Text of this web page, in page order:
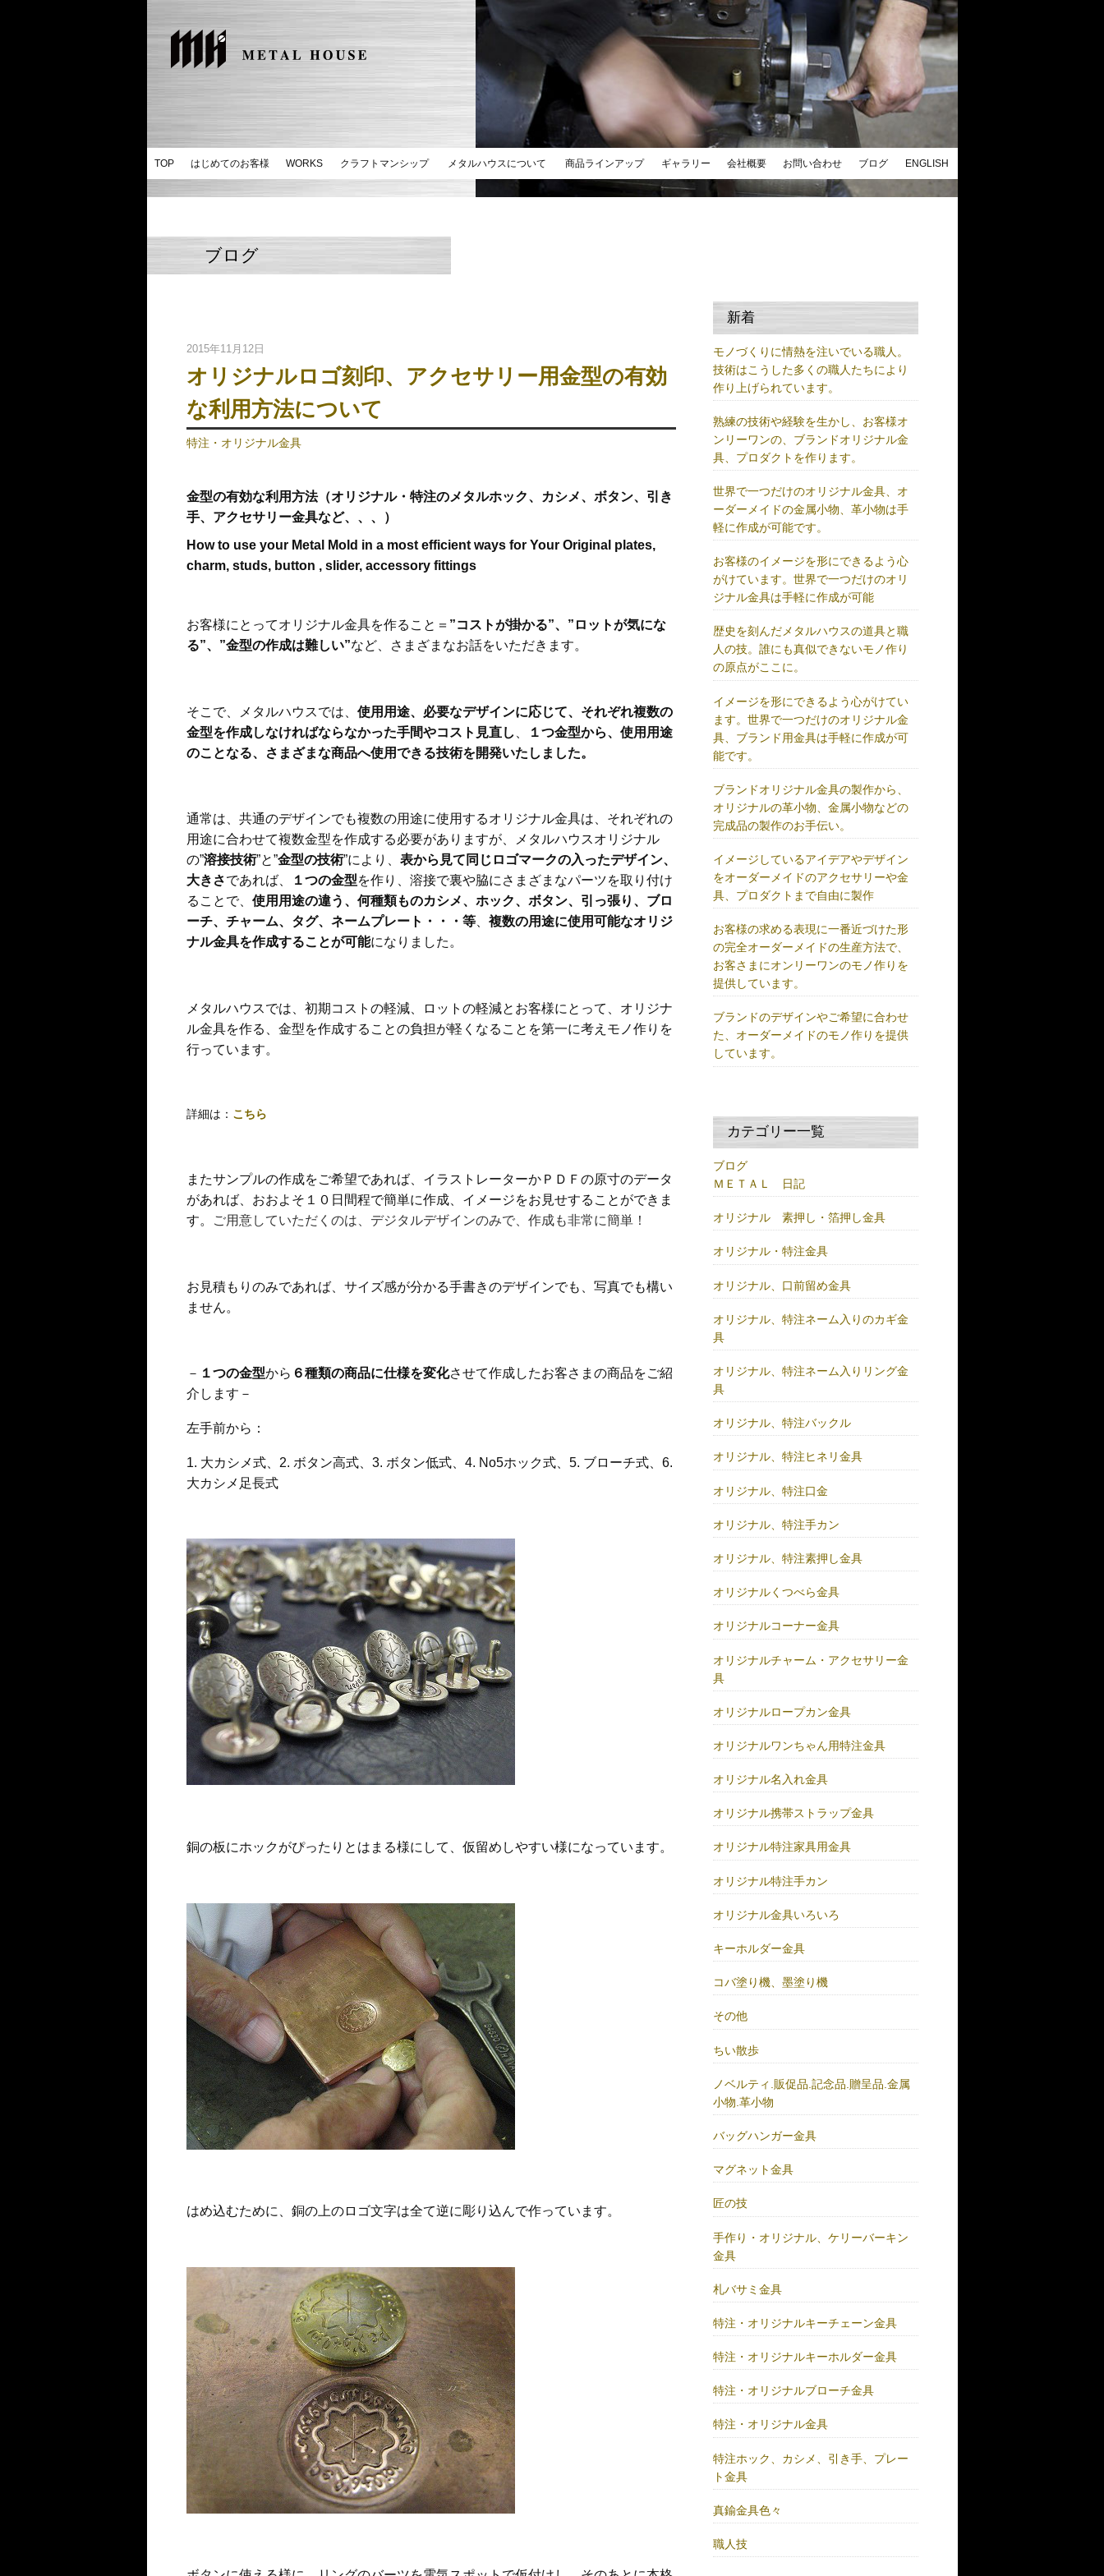
TOP はじめてのお客様 WORKS クラフトマンシップ メタルハウスについて 商品ラインアップ ギャラリー 会社概要 お問い合わせ ブログ ENGLISH
ブログ
2015年11月12日
オリジナルロゴ刻印、アクセサリー用金型の有効
な利用方法について
特注・オリジナル金具
金型の有効な利用方法（オリジナル・特注のメタルホック、カシメ、ボタン、引き
手、アクセサリー金具など、、、
）
How to use your Metal Mold in a most efficient ways for Your Original plates,
charm, studs, button , slider, accessory fittings
お客様にとってオリジナル金具を作ること＝ ”コストが掛かる”、”ロットが気にな
る”、”金型の作成は難しい”など、さまざまなお話をいただきます。
そこで、メタルハウスでは、 使用用途、必要なデザインに応じて、それぞれ複数の
金型を作成しなければならなかった手間やコスト見直し
１つ金型から、使用用途
のことなる、さまざまな商品へ使用できる技術を開発いたしました。
通常は、共通のデザインでも複数の用途に使用するオリジナル金具は、それぞれの
用途に合わせて複数金型を作成する必要がありますが、メタルハウスオリジナル
の”溶接技術”と”金型の技術”により、 表から見て同じロゴマークの入ったデザイン、
大きさであれば、 １つの金型を作り、溶接で裏や脇にさまざまなパーツを取り付け
ることで、 使用用途の違う、 何種類ものカシメ、ホック、ボタン、引っ張り、ブロ
ーチ、チャーム、タグ、ネームプレート・・・等、 複数の用途に使用可能なオリジ
ナル金具を作成することが可能になりました。
メタルハウスでは、初期コストの軽減、ロットの軽減とお客様にとって、オリジナ
ル金具を作る、金型を作成することの負担が軽くなることを第一に考えモノ作りを
行っています。
詳細は： こちら
またサンプルの作成をご希望であれば、イラストレーターかＰＤＦの原寸のデータ
があれば、おおよそ１０日間程で簡単に作成、イメージをお見せすることができま
す。
ご用意していただくのは、デジタルデザインのみで、作成も非常に簡単！
お見積もりのみであれば、サイズ感が分かる手書きのデザインでも、写真でも構い
ません。
－ １つの金型から ６種類の商品に仕様を変化させて作成したお客さまの商品をご紹
介します－
左手前から：
1. 大カシメ式、2. ボタン高式、3. ボタン低式、4. No5ホック式、5. ブローチ式、6.
大カシメ足長式
銅の板にホックがぴったりとはまる様にして、仮留めしやすい様になっています。
はめ込むために、銅の上のロゴ文字は全て逆に彫り込んで作っています。
新着
モノづくりに情熱を注いでいる職人。
技術はこうした多くの職人たちにより
作り上げられています。
熟練の技術や経験を生かし、お客様オ
ンリーワンの、ブランドオリジナル金
具、プロダクトを作ります。
世界で一つだけのオリジナル金具、オ
ーダーメイドの金属小物、革小物は手
軽に作成が可能です。
お客様のイメージを形にできるよう心
がけています。世界で一つだけのオリ
ジナル金具は手軽に作成が可能
歴史を刻んだメタルハウスの道具と職
人の技。誰にも真似できないモノ作り
の原点がここに。
イメージを形にできるよう心がけてい
ます。世界で一つだけのオリジナル金
具、ブランド用金具は手軽に作成が可
能です。
ブランドオリジナル金具の製作から、
オリジナルの革小物、金属小物などの
完成品の製作のお手伝い。
イメージしているアイデアやデザイン
をオーダーメイドのアクセサリーや金
具、プロダクトまで自由に製作
お客様の求める表現に一番近づけた形
の完全オーダーメイドの生産方法で、
お客さまにオンリーワンのモノ作りを
提供しています。
ブランドのデザインやご希望に合わせ
た、オーダーメイドのモノ作りを提供
しています。
カテゴリー一覧
ブログ
ＭＥＴＡＬ 日記
オリジナル 素押し・箔押し金具
オリジナル・特注金具
オリジナル、口前留め金具
オリジナル、特注ネーム入りのカギ金
具
オリジナル、特注ネーム入りリング金
具
オリジナル、特注バックル
オリジナル、特注ヒネリ金具
オリジナル、特注口金
オリジナル、特注手カン
オリジナル、特注素押し金具
オリジナルくつべら金具
オリジナルコーナー金具
オリジナルチャーム・アクセサリー金
具
オリジナルロープカン金具
オリジナルワンちゃん用特注金具
オリジナル名入れ金具
オリジナル携帯ストラップ金具
オリジナル特注家具用金具
オリジナル特注手カン
オリジナル金具いろいろ
キーホルダー金具
コバ塗り機、墨塗り機
その他
ちい散歩
ノベルティ.販促品.記念品.贈呈品.金属
小物.革小物
バッグハンガー金具
マグネット金具
匠の技
手作り・オリジナル、ケリーバーキン
金具
札バサミ金具
特注・オリジナルキーチェーン金具
特注・オリジナルキーホルダー金具
特注・オリジナルブローチ金具
特注・オリジナル金具
特注ホック、カシメ、引き手、プレー
ト金具
真鍮金具色々
職人技